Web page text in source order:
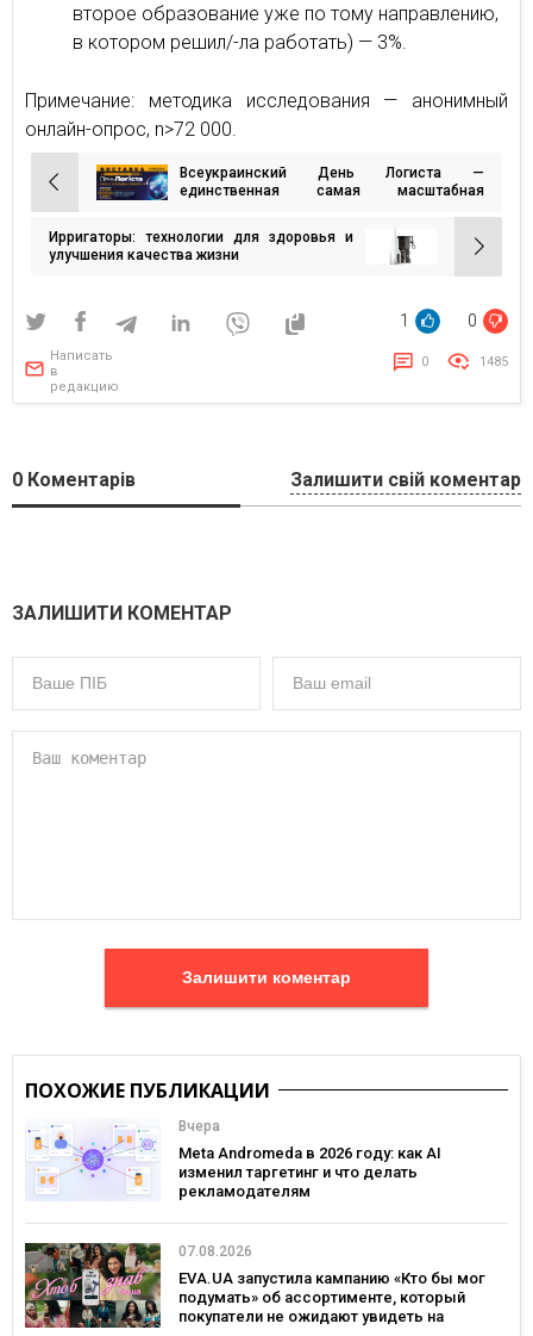
второе образование уже по тому направлению,
в котором решил/-ла работать) — 3%.
Примечание: методика исследования — анонимный
онлайн-опрос, n>72 000.
Навигация
по
записям
Всеукраинский День Логиста —
единственная самая масштабная
Ирригаторы: технологии для здоровья и
улучшения качества жизни
1 0
Написать
в
редакцию
0 1485
0 Коментарів Залишити свій коментар
ЗАЛИШИТИ КОМЕНТАР
Залишити коментар
ПОХОЖИЕ ПУБЛИКАЦИИ
Вчера
Meta Andromeda в 2026 году: как AI
изменил таргетинг и что делать
рекламодателям
07.08.2026
EVA.UA запустила кампанию «Кто бы мог
подумать» об ассортименте, который
покупатели не ожидают увидеть на